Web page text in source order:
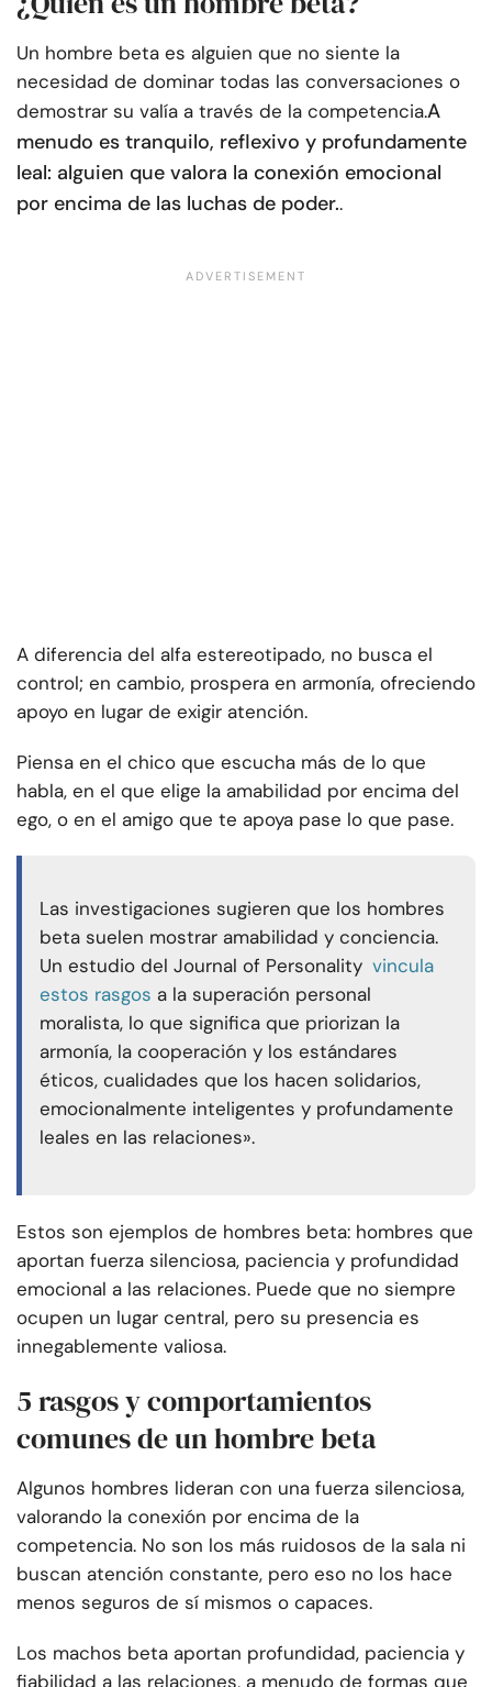
Un hombre beta es alguien que no siente la
necesidad de dominar todas las conversaciones o
demostrar su valía a través de la competencia.A
menudo es tranquilo, reflexivo y profundamente
leal: alguien que valora la conexión emocional
por encima de las luchas de poder..
A diferencia del alfa estereotipado, no busca el
control; en cambio, prospera en armonía, ofreciendo
apoyo en lugar de exigir atención.
Piensa en el chico que escucha más de lo que
habla, en el que elige la amabilidad por encima del
ego, o en el amigo que te apoya pase lo que pase.
Las investigaciones sugieren que los hombres
beta suelen mostrar amabilidad y conciencia.
Un estudio del Journal of Personality vincula
estos rasgos a la superación personal
moralista, lo que significa que priorizan la
armonía, la cooperación y los estándares
éticos, cualidades que los hacen solidarios,
emocionalmente inteligentes y profundamente
leales en las relaciones».
Estos son ejemplos de hombres beta: hombres que
aportan fuerza silenciosa, paciencia y profundidad
emocional a las relaciones. Puede que no siempre
ocupen un lugar central, pero su presencia es
innegablemente valiosa.
5 rasgos y comportamientos
comunes de un hombre beta
Algunos hombres lideran con una fuerza silenciosa,
valorando la conexión por encima de la
competencia. No son los más ruidosos de la sala ni
buscan atención constante, pero eso no los hace
menos seguros de sí mismos o capaces.
Los machos beta aportan profundidad, paciencia y
fiabilidad a las relaciones, a menudo de formas que